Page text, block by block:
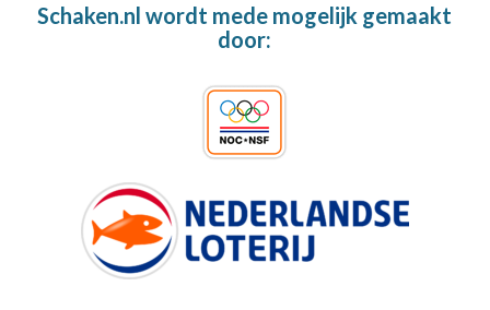
Schaken.nl wordt mede mogelijk gemaakt
door: